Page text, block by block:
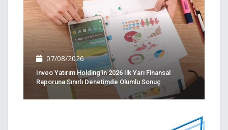
07/08/2026
Inveo Yatırım Holding'in 2026 Ilk Yarı Finansal
Raporuna Sınırlı Denetimde Olumlu Sonuç